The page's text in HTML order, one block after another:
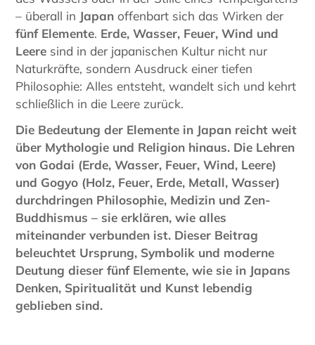
– überall in Japan offenbart sich das Wirken der
fünf Elemente. Erde, Wasser, Feuer, Wind und
Leere sind in der japanischen Kultur nicht nur
Naturkräfte, sondern Ausdruck einer tiefen
Philosophie: Alles entsteht, wandelt sich und kehrt
schließlich in die Leere zurück.
Die Bedeutung der Elemente in Japan reicht weit
über Mythologie und Religion hinaus. Die Lehren
von Godai (Erde, Wasser, Feuer, Wind, Leere)
und Gogyo (Holz, Feuer, Erde, Metall, Wasser)
durchdringen Philosophie, Medizin und Zen-
Buddhismus – sie erklären, wie alles
miteinander verbunden ist. Dieser Beitrag
beleuchtet Ursprung, Symbolik und moderne
Deutung dieser fünf Elemente, wie sie in Japans
Denken, Spiritualität und Kunst lebendig
geblieben sind.